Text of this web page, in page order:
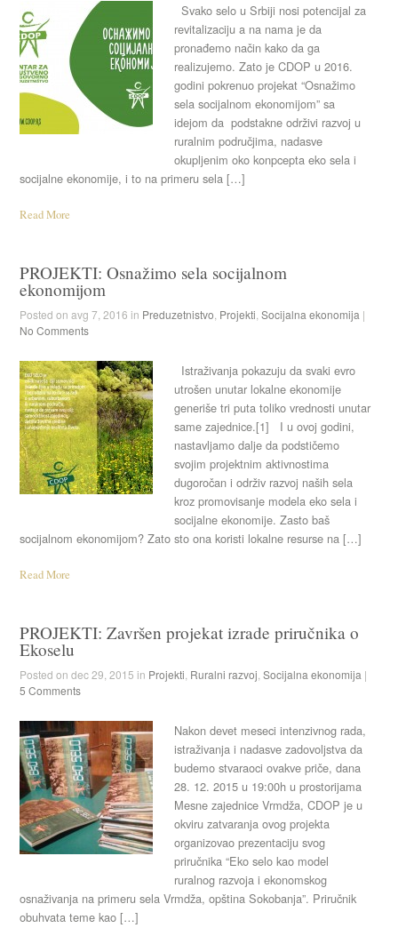
Svako selo u Srbiji nosi potencijal za
revitalizaciju a na nama je da
pronađemo način kako da ga
realizujemo. Zato je CDOP u 2016.
godini pokrenuo projekat “Osnažimo
sela socijalnom ekonomijom” sa
idejom da podstakne održivi razvoj u
ruralnim područjima, nadasve
okupljenim oko konpcepta eko sela i
socijalne ekonomije, i to na primeru sela […]
Read More
PROJEKTI: Osnažimo sela socijalnom
ekonomijom
Posted on avg 7, 2016 in Preduzetnistvo Projekti Socijalna ekonomija |
No Comments
Istraživanja pokazuju da svaki evro
utrošen unutar lokalne ekonomije
generiše tri puta toliko vrednosti unutar
same zajednice.[1] I u ovoj godini,
nastavljamo dalje da podstičemo
svojim projektnim aktivnostima
dugoročan i održiv razvoj naših sela
kroz promovisanje modela eko sela i
socijalne ekonomije. Zasto baš
socijalnom ekonomijom? Zato sto ona koristi lokalne resurse na […]
Read More
PROJEKTI: Završen projekat izrade priručnika o
Ekoselu
Posted on dec 29, 2015 in Projekti Ruralni razvoj Socijalna ekonomija |
5 Comments
Nakon devet meseci intenzivnog rada,
istraživanja i nadasve zadovoljstva da
budemo stvaraoci ovakve priče, dana
28. 12. 2015 u 19:00h u prostorijama
Mesne zajednice Vrmdža, CDOP je u
okviru zatvaranja ovog projekta
organizovao prezentaciju svog
priručnika “Eko selo kao model
ruralnog razvoja i ekonomskog
osnaživanja na primeru sela Vrmdža, opština Sokobanja”. Priručnik
obuhvata teme kao […]